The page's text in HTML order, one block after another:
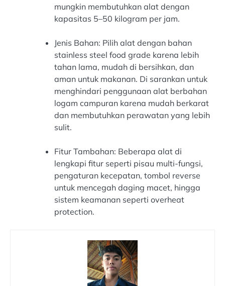
mungkin membutuhkan alat dengan
kapasitas 5–50 kilogram per jam.
Jenis Bahan: Pilih alat dengan bahan
stainless steel food grade karena lebih
tahan lama, mudah di bersihkan, dan
aman untuk makanan. Di sarankan untuk
menghindari penggunaan alat berbahan
logam campuran karena mudah berkarat
dan membutuhkan perawatan yang lebih
sulit.
Fitur Tambahan: Beberapa alat di
lengkapi fitur seperti pisau multi-fungsi,
pengaturan kecepatan, tombol reverse
untuk mencegah daging macet, hingga
sistem keamanan seperti overheat
protection.